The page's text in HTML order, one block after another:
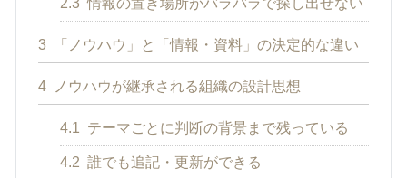
3 「ノウハウ」と「情報・資料」の決定的な違い
4 ノウハウが継承される組織の設計思想
4.1 テーマごとに判断の背景まで残っている
4.2 誰でも追記・更新ができる